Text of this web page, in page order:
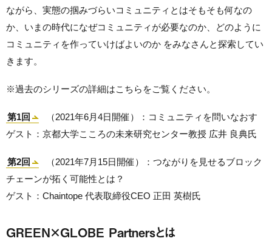
ながら、実態の掴みづらいコミュニティとはそもそも何なの
か、いまの時代になぜコミュニティが必要なのか、どのように
コミュニティを作っていけばよいのか をみなさんと探索してい
きます。
※過去のシリーズの詳細はこちらをご覧ください。
第1回
（2021年6月4日開催）：コミュニティを問いなおす
ゲスト：京都大学こころの未来研究センター教授 広井 良典氏
第2回
（2021年7月15日開催）：つながりを見せるブロック
チェーンが拓く可能性とは？
ゲスト：Chaintope 代表取締役CEO 正田 英樹氏
GREEN×GLOBE Partnersとは